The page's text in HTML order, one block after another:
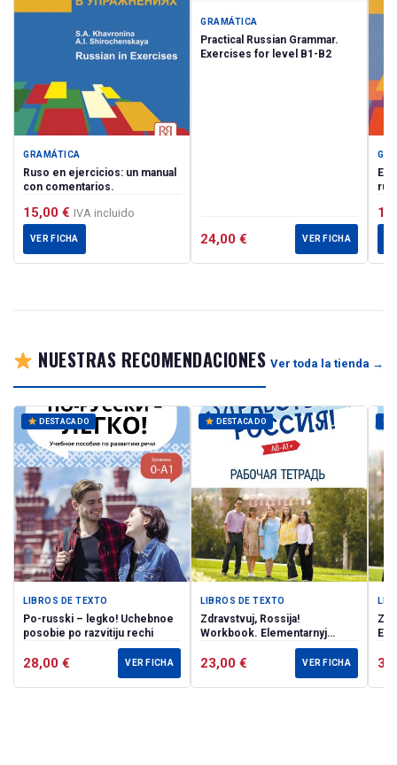
GRAMÁTICA
Ruso en ejercicios: un manual
con comentarios.
15,00 € IVA incluido
VER FICHA
GRAMÁTICA
Practical Russian Grammar.
Exercises for level B1-B2
24,00 € VER FICHA
En
NUESTRAS RECOMENDACIONES Ver toda la tienda →
DESTACADO
LIBROS DE TEXTO
Po-russki – legko! Uchebnoe
posobie po razvitiju rechi
28,00 € VER FICHA
DESTACADO
LIBROS DE TEXTO
Zdravstvuj, Rossija!
Workbook. Elementarnyj
23,00 € VER FICHA